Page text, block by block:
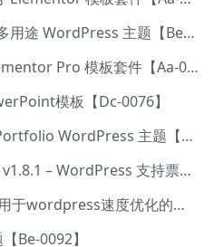
lmpeka v1.3.9-创意多用途 WordPress 主题【Be-0064】
Agria – 农业公司 Elementor Pro 模板套件【Aa-0003】
模板【Dc-0076】
Rhye v3.5.3 – AJAX Portfolio WordPress 主题【Bi-0049】
Fluent Support Pro v1.8.1 – WordPress 支持票务系统【Cc-0041】
WP Rocket v3.10.8-用于wordpress速度优化的缓存加速插件【Cd-0019】
Be-0092】